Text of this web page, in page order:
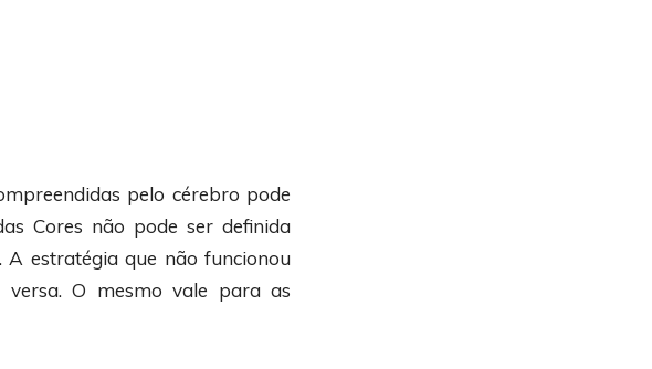
pelo cérebro pode
Cores não pode ser definida
estratégia que não funcionou
O mesmo vale para as